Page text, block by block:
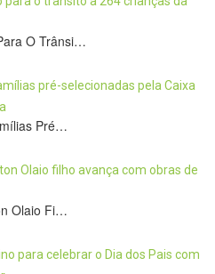
O Trânsi…
Pré…
Olaio Fi…